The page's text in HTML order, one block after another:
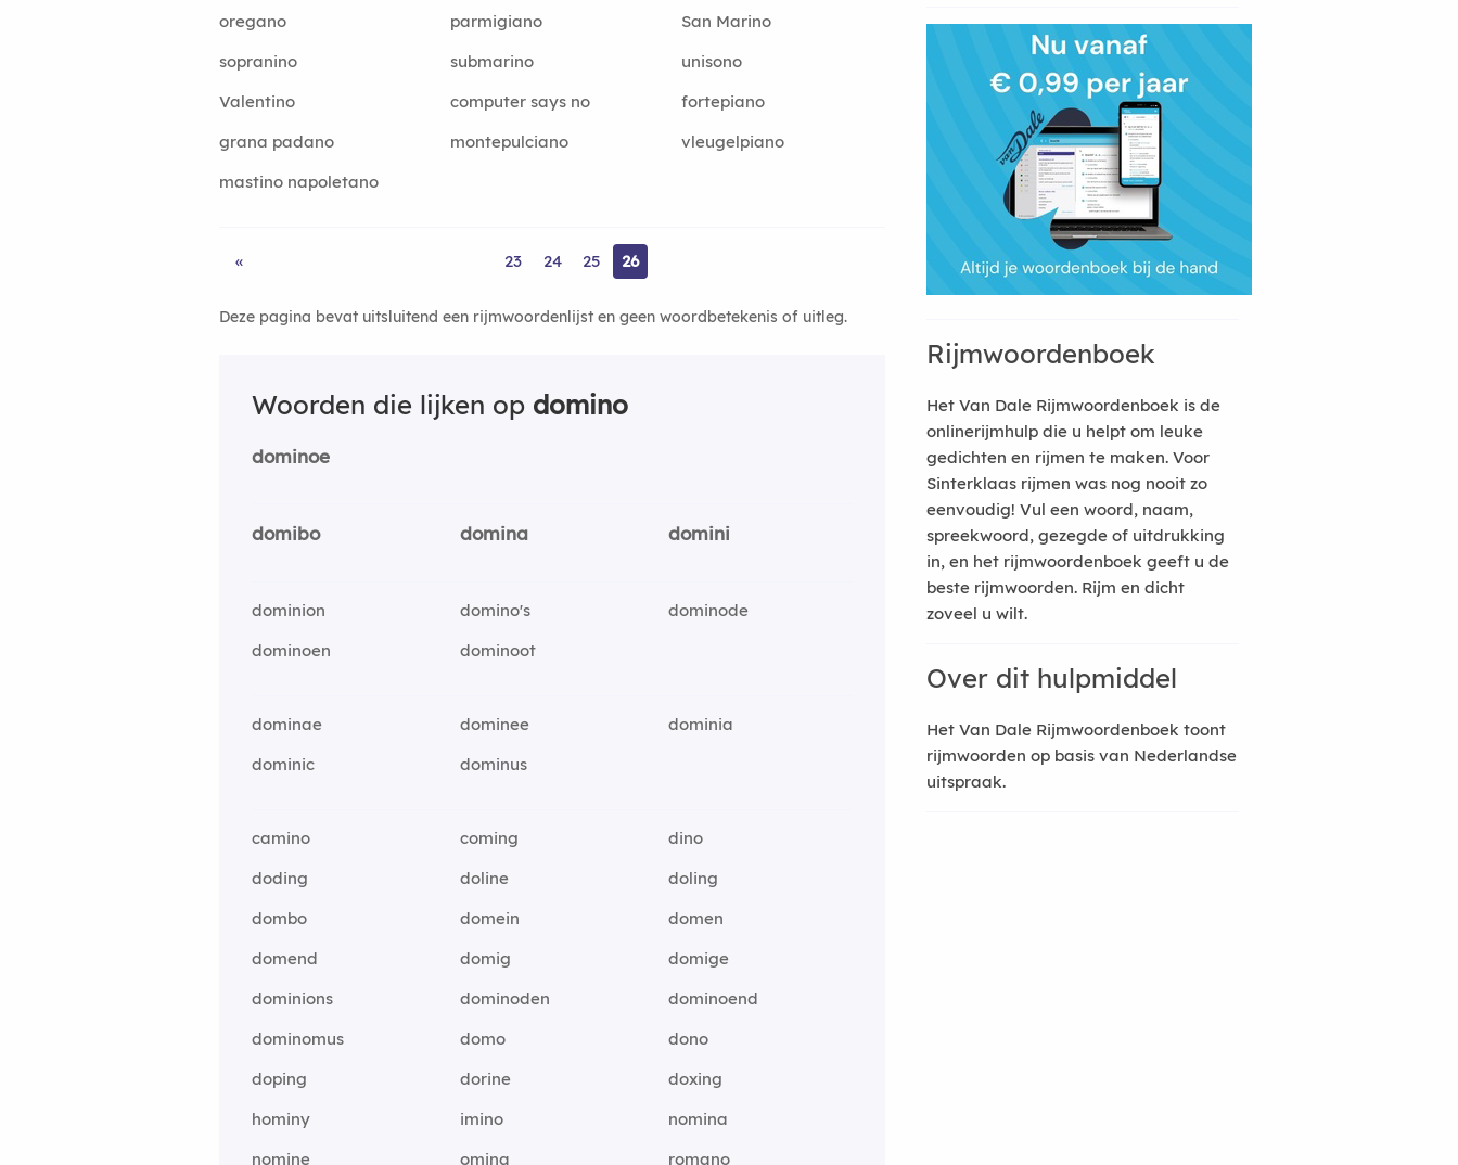
oregano
parmigiano
San Marino
sopranino
submarino
unisono
Valentino
computer says no
fortepiano
grana padano
montepulciano
vleugelpiano
mastino napoletano
« 23 24 25 26
Deze pagina bevat uitsluitend een rijmwoordenlijst en geen woordbetekenis of uitleg.
Woorden die lijken op domino
dominoe
domibo domina domini
dominion domino's
dominode
dominoen
dominoot
dominae dominee
dominia
dominic
dominus
camino coming
dino
doding
doline
doling
dombo
domein
domen
domend
domig
domige
dominions
dominoden
dominoend
dominomus
domo
dono
doping
dorine
doxing
hominy
imino
nomina
nomine
omina
romano
Rijmwoordenboek
Het Van Dale Rijmwoordenboek is de
onlinerijmhulp die u helpt om leuke
gedichten en rijmen te maken. Voor
Sinterklaas rijmen was nog nooit zo
eenvoudig! Vul een woord, naam,
spreekwoord, gezegde of uitdrukking
in, en het rijmwoordenboek geeft u de
beste rijmwoorden. Rijm en dicht
zoveel u wilt.
Over dit hulpmiddel
Het Van Dale Rijmwoordenboek toont
rijmwoorden op basis van Nederlandse
uitspraak.